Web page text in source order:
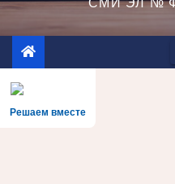
СМИ ЭЛ №
Решаем вместе